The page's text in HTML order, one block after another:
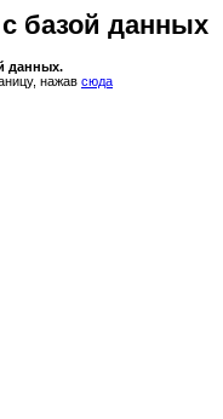
базой данных
данных.
нажав сюда